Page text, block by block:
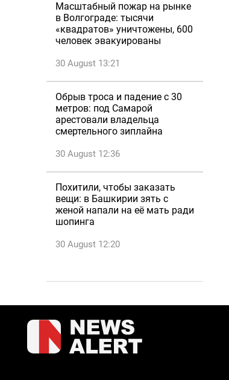
Масштабный пожар на рынке
в Волгограде: тысячи
«квадратов» уничтожены, 600
человек эвакуированы
30 August 13:21
Обрыв троса и падение с 30
метров: под Самарой
арестовали владельца
смертельного зиплайна
30 August 12:36
Похитили, чтобы заказать
вещи: в Башкирии зять с
женой напали на её мать ради
шопинга
30 August 12:20